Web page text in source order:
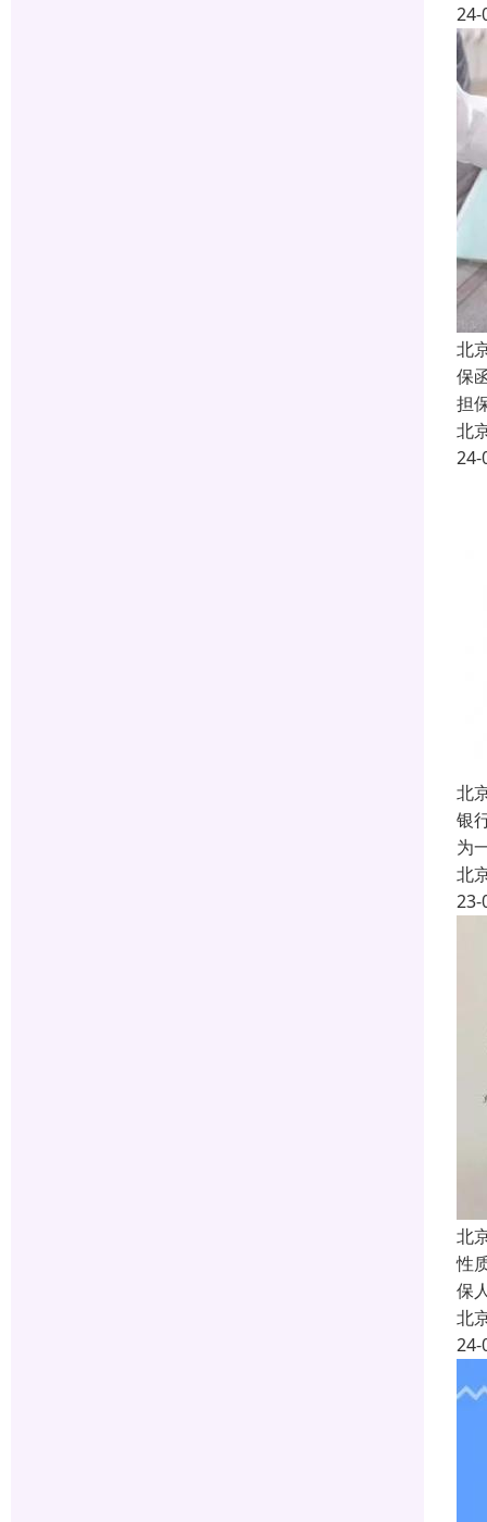
24-
北
保
担
北
24-
北
银
为
北
23-
北
性
保
北
24-